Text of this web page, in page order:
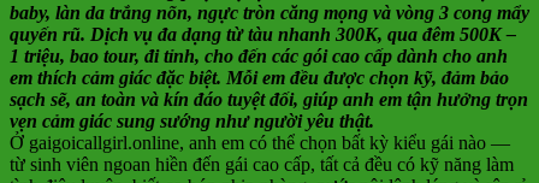
baby, làn da trắng nõn, ngực tròn căng mọng và vòng 3 cong mẩy
quyến rũ. Dịch vụ đa dạng từ tàu nhanh 300K, qua đêm 500K –
1 triệu, bao tour, đi tỉnh, cho đến các gói cao cấp dành cho anh
em thích cảm giác đặc biệt. Mỗi em đều được chọn kỹ, đảm bảo
sạch sẽ, an toàn và kín đáo tuyệt đối, giúp anh em tận hưởng trọn
vẹn cảm giác sung sướng như người yêu thật.
Ở gaigoicallgirl.online, anh em có thể chọn bất kỳ kiểu gái nào —
từ sinh viên ngoan hiền đến gái cao cấp, tất cả đều có kỹ năng làm